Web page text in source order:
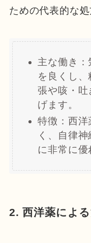
ための代表的な処
主な働き：
を良くし
張や咳・吐
げます。
特徴：西洋
く、自律
に非常に優
2. 西洋薬によ